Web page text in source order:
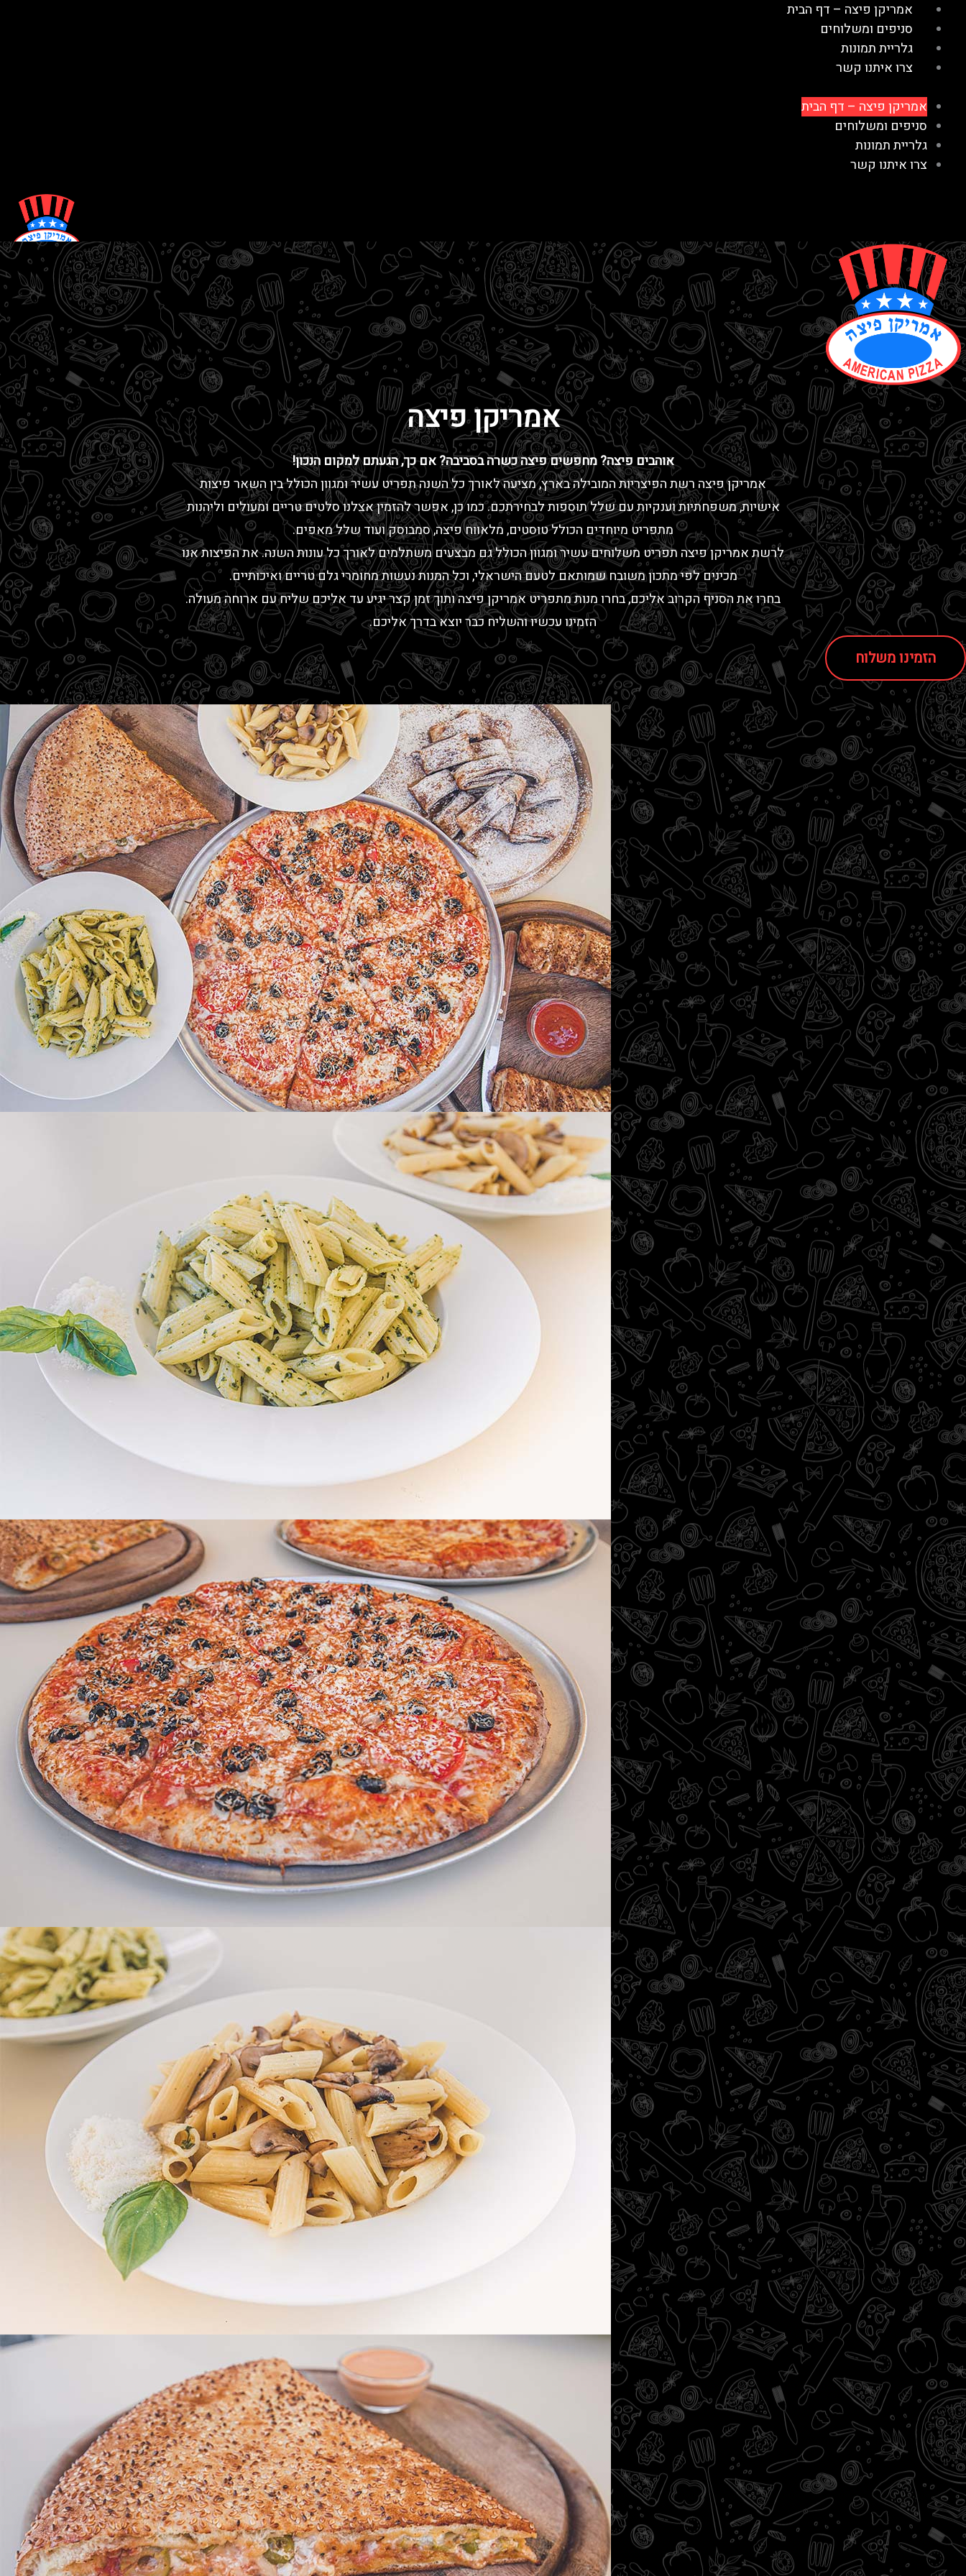
דילוג
לתוכן
אמריקן פיצה – דף הבית
סניפים ומשלוחים
גלריית תמונות
צרו איתנו קשר​
אמריקן פיצה – דף הבית
סניפים ומשלוחים
גלריית תמונות
צרו איתנו קשר​
אמריקן פיצה
אוהבים פיצה? מחפשים פיצה כשרה בסביבה? אם כך, הגעתם למקום הנכון!
אמריקן פיצה רשת הפיצריות המובילה בארץ, מציעה לאורך כל השנה תפריט עשיר ומגוון הכולל בין השאר פיצות
אישיות, משפחתיות וענקיות עם שלל תוספות לבחירתכם. כמו כן, אפשר להזמין אצלנו סלטים טריים ומעולים וליהנות
מתפריט מיוחדים הכולל טוסטים, מלאווח פיצה, סמבוסק ועוד שלל מאפים.
לרשת אמריקן פיצה תפריט משלוחים עשיר ומגוון הכולל גם מבצעים משתלמים לאורך כל עונות השנה. את הפיצות אנו
מכינים לפי מתכון משובח שמותאם לטעם הישראלי, וכל המנות נעשות מחומרי גלם טריים ואיכותיים.
בחרו את הסניף הקרוב אליכם, בחרו מנות מתפריט אמריקן פיצה ותוך זמן קצר יגיע עד אליכם שליח עם ארוחה מעולה.
הזמינו עכשיו והשליח כבר יוצא בדרך אליכם.
הזמינו משלוח